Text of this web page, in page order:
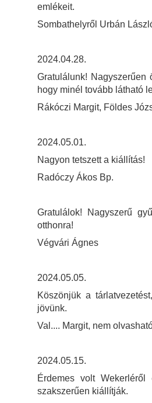
emlékeit.
Sombathelyről Urbán
2024.04.28.
Gratulálunk! Nagyszerűen
hogy minél tovább látható
Rákóczi Margit, Földes
2024.05.01.
Nagyon tetszett a kiállítás!
Radóczy Ákos Bp.
Gratulálok! Nagyszerű
otthonra!
Végvári Ágnes
2024.05.05.
Köszönjük a
jövünk.
Val.... Margit, nem
2024.05.15.
Érdemes volt
szakszerűen kiállítják.